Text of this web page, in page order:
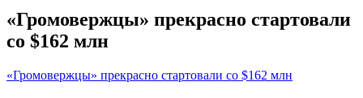
«Громовержцы» прекрасно стартовали
со $162 млн
«Громовержцы» прекрасно стартовали со $162 млн